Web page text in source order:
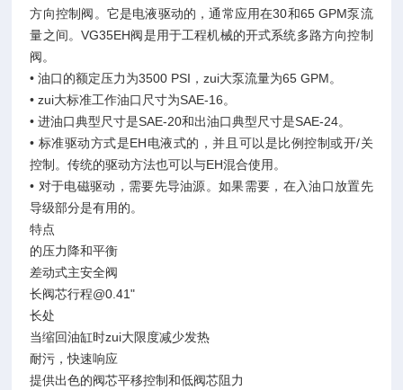
方向控制阀。它是电液驱动的，通常应用在30和65 GPM泵流
量之间。VG35EH阀是用于工程机械的开式系统多路方向控制
阀。
• 油口的额定压力为3500 PSI，zui大泵流量为65 GPM。
• zui大标准工作油口尺寸为SAE-16。
• 进油口典型尺寸是SAE-20和出油口典型尺寸是SAE-24。
• 标准驱动方式是EH电液式的，并且可以是比例控制或开/关
控制。传统的驱动方法也可以与EH混合使用。
• 对于电磁驱动，需要先导油源。如果需要，在入油口放置先
导级部分是有用的。
特点
的压力降和平衡
差动式主安全阀
长阀芯行程@0.41"
长处
当缩回油缸时zui大限度减少发热
耐污，快速响应
提供出色的阀芯平移控制和低阀芯阻力